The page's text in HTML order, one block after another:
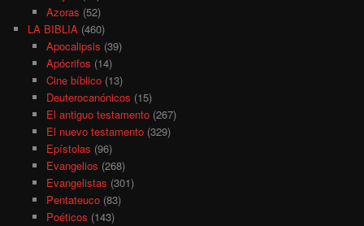
Azoras (52)
LA BIBLIA (460)
Apocalipsis (39)
Apócrifos (14)
Cine bíblico(13)
Deuterocanónicos (15)
El antiguo testamento(267)
El nuevo testamento(329)
Epístolas (96)
Evangelios (268)
Evangelistas (301)
Pentateuco(83)
Poéticos (143)